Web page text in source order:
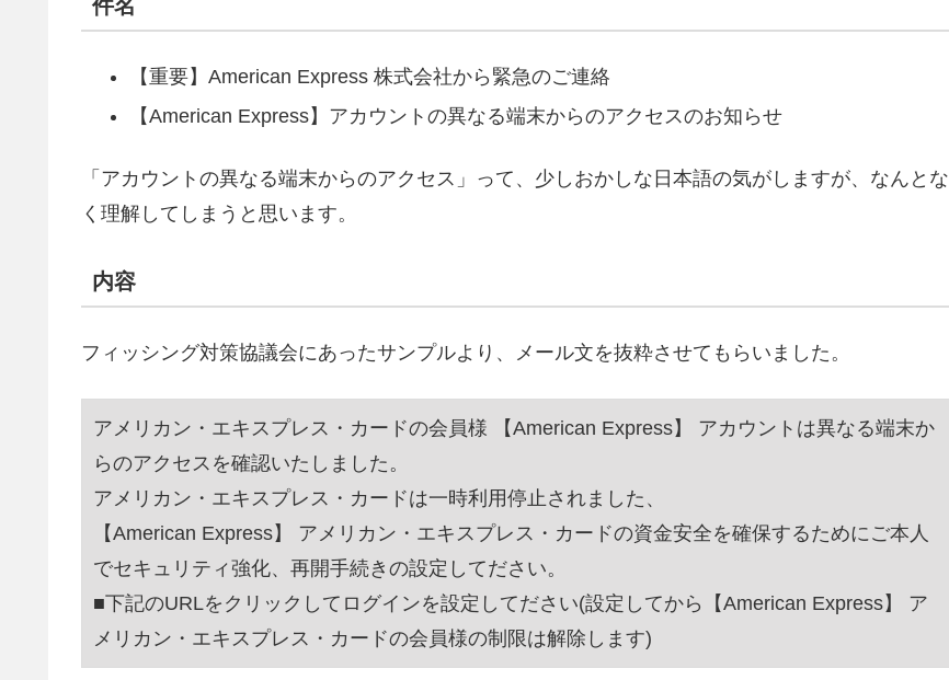
件名
【重要】American Express 株式会社から緊急のご連絡
【American Express】アカウントの異なる端末からのアクセスのお知らせ
「アカウントの異なる端末からのアクセス」って、少しおかしな日本語の気がしますが、なんとな
く理解してしまうと思います。
内容
フィッシング対策協議会にあったサンプルより、メール文を抜粋させてもらいました。
アメリカン・エキスプレス・カードの会員様 【American Express】 アカウントは異なる端末か
らのアクセスを確認いたしました。
アメリカン・エキスプレス・カードは一時利用停止されました、
【American Express】 アメリカン・エキスプレス・カードの資金安全を確保するためにご本人
でセキュリティ強化、再開手続きの設定してださい。
■下記のURLをクリックしてログインを設定してださい(設定してから【American Express】 ア
メリカン・エキスプレス・カードの会員様の制限は解除します)